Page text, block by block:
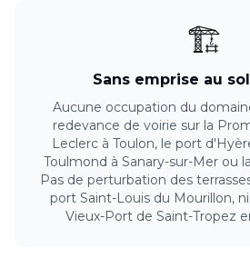
🏗️
Sans emprise au
Aucune occupation du
redevance de voirie sur la
Leclerc à Toulon, le port
Toulmond à Sanary-sur-Mer ou
Pas de perturbation des
port Saint-Louis du Mourillon,
Vieux-Port de Saint-Tropez